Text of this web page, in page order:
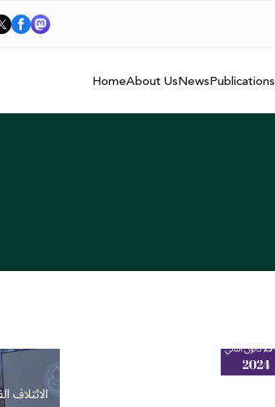
HomeAbout UsNewsPublications